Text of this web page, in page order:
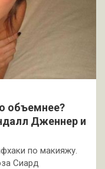
объемнее?
Дженнер и
по макияжу.
Сиард